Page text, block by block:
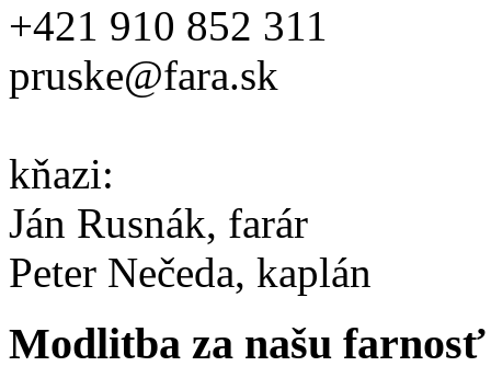
+421 910 852 311
pruske@fara.sk
kňazi:
Ján Rusnák, farár
Peter Nečeda, kaplán
Modlitba za našu farnosť